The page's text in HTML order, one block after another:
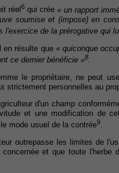
réel6 qui crée « un rapport
soumise et (impose) en
l'exercice de la prérogative qui
en résulte que « quiconque
ce dernier bénéficie »8
le propriétaire, ne peut
strictement personnelles au
d'un champ
et une modification de
mode usuel de la contrée9.
outrepasse les limites de
et que toute l'herbe